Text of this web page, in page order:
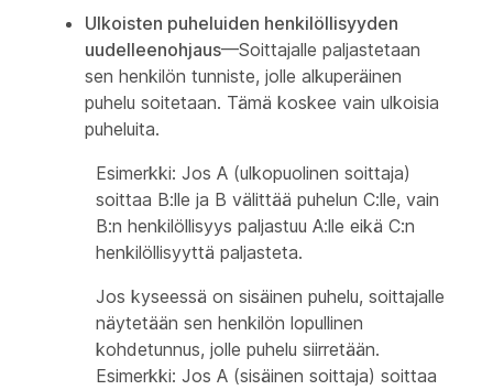
Ulkoisten puheluiden henkilöllisyyden
uudelleenohjaus—Soittajalle paljastetaan
sen henkilön tunniste, jolle alkuperäinen
puhelu soitetaan. Tämä koskee vain ulkoisia
puheluita.
Esimerkki: Jos A (ulkopuolinen soittaja)
soittaa B:lle ja B välittää puhelun C:lle, vain
B:n henkilöllisyys paljastuu A:lle eikä C:n
henkilöllisyyttä paljasteta.
Jos kyseessä on sisäinen puhelu, soittajalle
näytetään sen henkilön lopullinen
kohdetunnus, jolle puhelu siirretään.
Esimerkki: Jos A (sisäinen soittaja) soittaa